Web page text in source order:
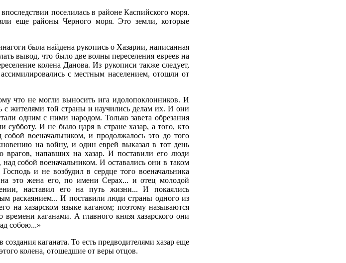
поселилась в районе Каспийского моря.
еще районы Черного моря. Это земли, которые
была найдена рукопись о Хазарии, написанная
вывод, что было две волны переселения евреев на
колена Данова. Из рукописи также следует,
с местным населением, отошли от
что не могли выносить ига идолопоклонников. И
жителями той страны и научились делам их. И они
одним с ними народом. Только завета обрезания
субботу. И не было царя в стране хазар, а того, кто
военачальником, и продолжалось это до того
на войну, и один еврей выказал в тот день
врагов, напавших на хазар. И поставили его люди
собой военачальником. И оставались они в таком
и не возбудил в сердце того военачальника
это жена его, по имени Серах... и отец молодой
наставил его на путь жизни... И покаялись
раскаянием... И поставили люди страны одного из
на хазарском языке каганом; поэтому называются
каганами. А главного князя хазарского они
собою...»
каганата. То есть предводителями хазар еще
колена, отошедшие от веры отцов.